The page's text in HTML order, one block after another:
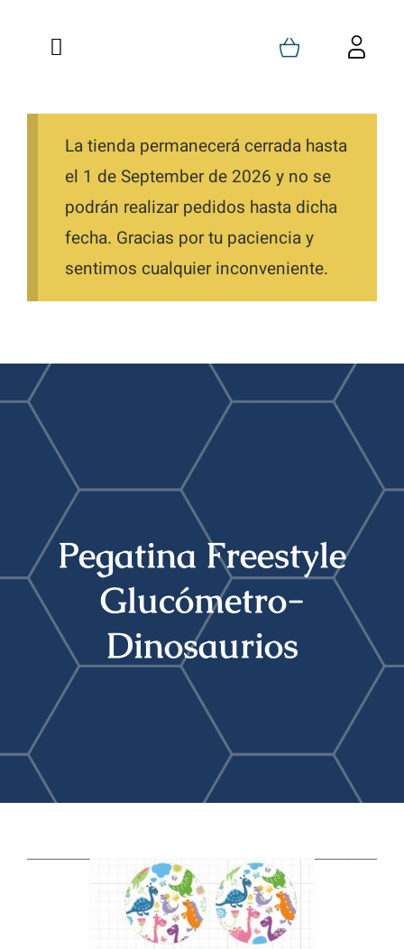
Toggle
Quienes Somos
Formaciones
Tienda
Blog
Buscar:
Mi Cuenta
Pedidos
Descargas
La tienda permanecerá cerrada hasta
el 1 de September de 2026 y no se
podrán realizar pedidos hasta dicha
fecha. Gracias por tu paciencia y
sentimos cualquier inconveniente.
Pegatina Freestyle
Glucómetro-
Dinosaurios